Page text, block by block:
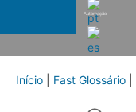
Automação
Início Fast Glossário